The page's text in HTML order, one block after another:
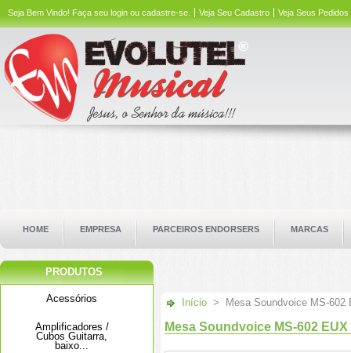
Seja Bem Vindo! Faça seu login ou cadastre-se. Veja Seu Cadastro Veja Seus Pedidos
HOME EMPRESA PARCEIROS ENDORSERS MARCAS
PRODUTOS
Acessórios
Amplificadores /
Cubos Guitarra,
baixo...
Início > Mesa Soundvoice MS-
Mesa Soundvoice MS-602